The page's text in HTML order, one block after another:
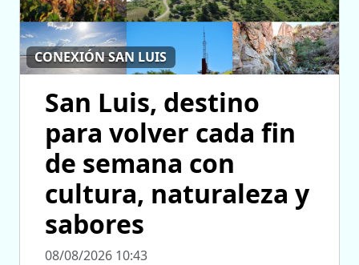
CONEXIÓN SAN LUIS
San Luis, destino
para volver cada fin
de semana con
cultura, naturaleza y
sabores
08/08/2026 10:43